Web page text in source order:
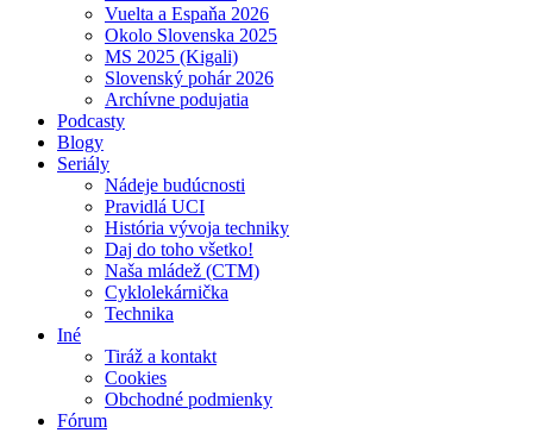
Vuelta a Espaňa 2026
Okolo Slovenska 2025
MS 2025 (Kigali)
Slovenský pohár 2026
Archívne podujatia
Podcasty
Blogy
Seriály
Nádeje budúcnosti
Pravidlá UCI
História vývoja techniky
Daj do toho všetko!
Naša mládež (CTM)
Cyklolekárnička
Technika
Iné
Tiráž a kontakt
Cookies
Obchodné podmienky
Fórum